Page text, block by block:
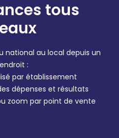
tous
national au local depuis un
:
par établissement
dépenses et résultats
zoom par point de vente